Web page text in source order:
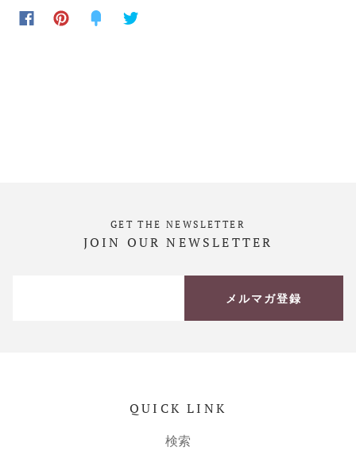
GET THE NEWSLETTER
JOIN OUR NEWSLETTER
メルマガ登録
QUICK LINK
検索